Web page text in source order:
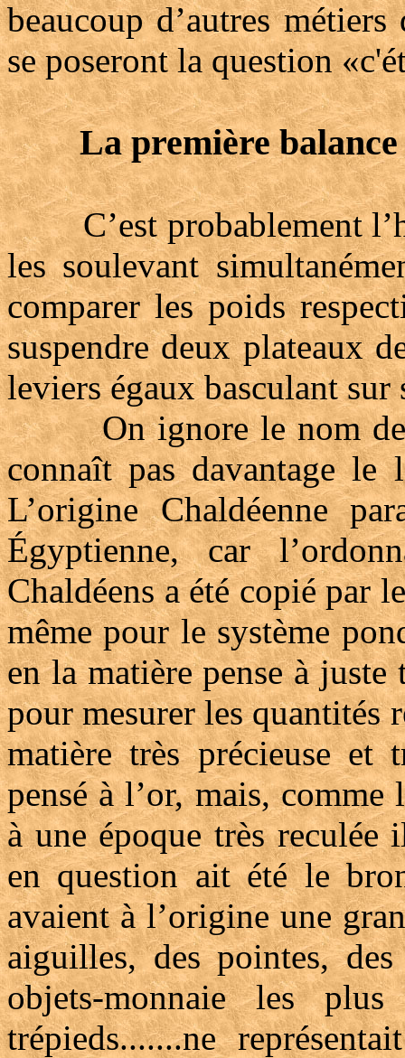
beaucoup d’autres
se poseront la question
La première balance
C’est probablement
les soulevant
comparer les poids
suspendre deux plateaux
leviers égaux basculant sur
On ignore le nom de
connaît pas davantage le
L’origine Chaldéenne
Égyptienne, car
Chaldéens a été copié par
même pour le système
en la matière pense à
pour mesurer les quantités
matière très précieuse et
pensé à l’or, mais,
à une époque très reculée
en question ait été le
avaient à l’origine une
aiguilles, des pointes,
objets-monnaie les plus
trépieds.......ne